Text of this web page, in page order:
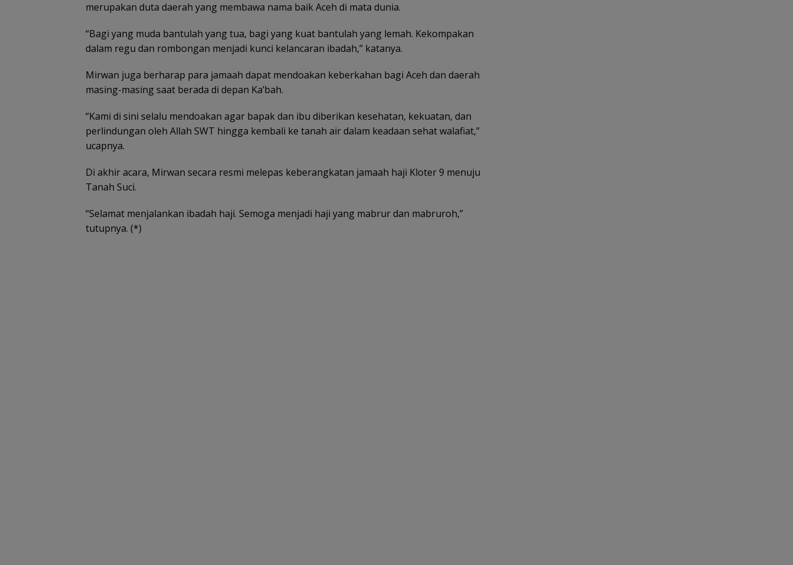
merupakan duta daerah yang membawa nama baik Aceh di mata dunia.
“Bagi yang muda bantulah yang tua, bagi yang kuat bantulah yang lemah. Kekompakan
dalam regu dan rombongan menjadi kunci kelancaran ibadah,” katanya.
Mirwan juga berharap para jamaah dapat mendoakan keberkahan bagi Aceh dan daerah
masing-masing saat berada di depan Ka’bah.
“Kami di sini selalu mendoakan agar bapak dan ibu diberikan kesehatan, kekuatan, dan
perlindungan oleh Allah SWT hingga kembali ke tanah air dalam keadaan sehat walafiat,”
ucapnya.
Di akhir acara, Mirwan secara resmi melepas keberangkatan jamaah haji Kloter 9 menuju
Tanah Suci.
“Selamat menjalankan ibadah haji. Semoga menjadi haji yang mabrur dan mabruroh,”
tutupnya. (*)